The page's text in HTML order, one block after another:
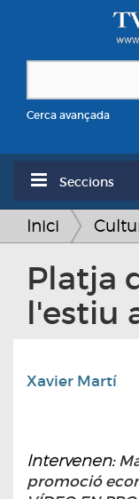
Cerca avançada
Seccions
Inici
Platja
l'estiu
Xavier Martí
Intervenen:
promoció